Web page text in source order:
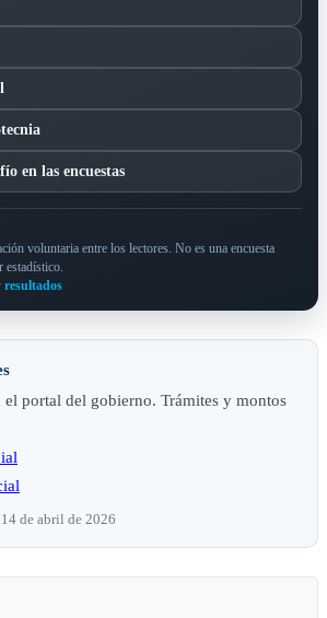
en las encuestas
voluntaria entre los lectores. No es una encuesta
estadístico.
resultados
el portal del gobierno. Trámites y montos
de abril de 2026